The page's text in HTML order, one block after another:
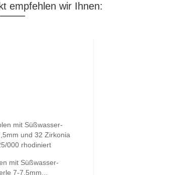
empfehlen wir Ihnen:
mit Süßwasser-
7-7,5mm...